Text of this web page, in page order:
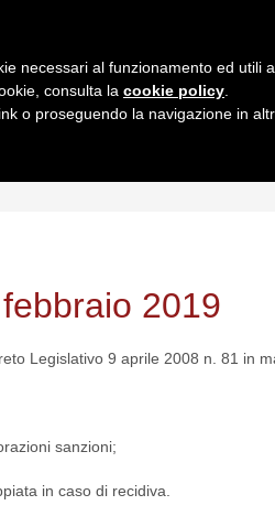
2019
Legislativo 9 aprile 2008 n. 81 in
sanzioni;
in caso di recidiva.
necessari al funzionamento ed utili
consulta la cookie policy
o proseguendo la navigazione in